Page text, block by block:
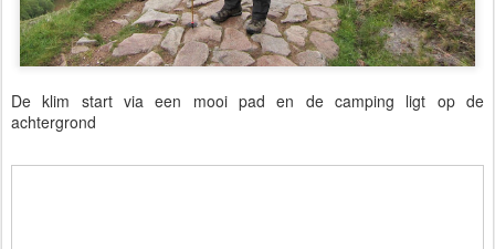
De klim start via een mooi pad en de camping ligt op de
achtergrond